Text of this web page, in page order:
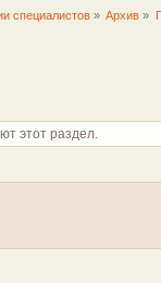
специалистов » Архив »
этот раздел.